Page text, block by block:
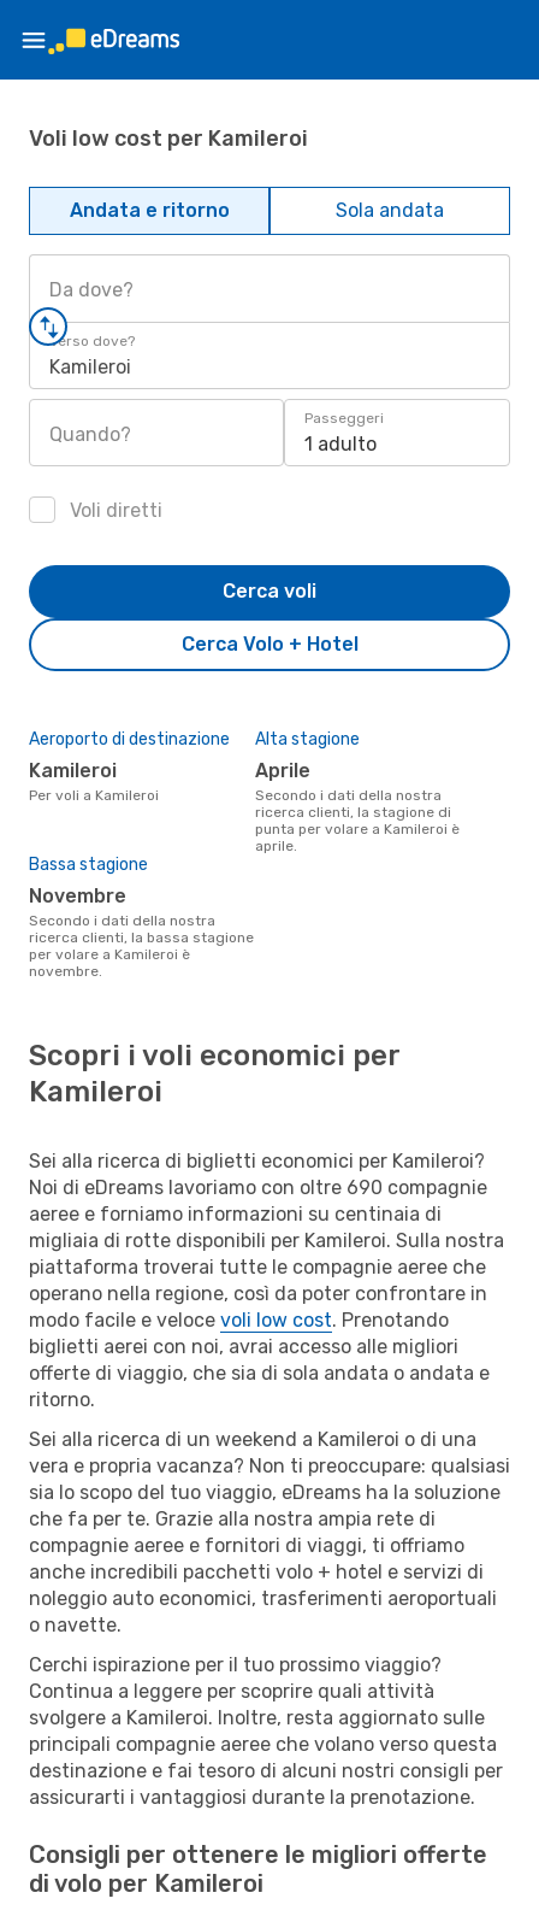
Voli low cost per Kamileroi
Andata e ritorno Sola andata
Da dove?
Verso dove?
Kamileroi
Quando?
Passeggeri
1 adulto
Voli diretti
Cerca Volo + Hotel
Cerca voli
Aeroporto di destinazione
Kamileroi
Per voli a Kamileroi
Alta stagione
aprile
Secondo i dati della nostra
ricerca clienti, la stagione di
punta per volare a Kamileroi è
aprile.
Bassa stagione
novembre
Secondo i dati della nostra
ricerca clienti, la bassa stagione
per volare a Kamileroi è
novembre.
Scopri i voli economici per
Kamileroi
Sei alla ricerca di biglietti economici per Kamileroi?
Noi di eDreams lavoriamo con oltre 690 compagnie
aeree e forniamo informazioni su centinaia di
migliaia di rotte disponibili per Kamileroi. Sulla nostra
piattaforma troverai tutte le compagnie aeree che
operano nella regione, così da poter confrontare in
modo facile e veloce voli low cost. Prenotando
biglietti aerei con noi, avrai accesso alle migliori
offerte di viaggio, che sia di sola andata o andata e
ritorno.
Sei alla ricerca di un weekend a Kamileroi o di una
vera e propria vacanza? Non ti preoccupare: qualsiasi
sia lo scopo del tuo viaggio, eDreams ha la soluzione
che fa per te. Grazie alla nostra ampia rete di
compagnie aeree e fornitori di viaggi, ti offriamo
anche incredibili pacchetti volo + hotel e servizi di
noleggio auto economici, trasferimenti aeroportuali
o navette.
Cerchi ispirazione per il tuo prossimo viaggio?
Continua a leggere per scoprire quali attività
svolgere a Kamileroi. Inoltre, resta aggiornato sulle
principali compagnie aeree che volano verso questa
destinazione e fai tesoro di alcuni nostri consigli per
assicurarti i vantaggiosi durante la prenotazione.
Consigli per ottenere le migliori offerte
di volo per Kamileroi